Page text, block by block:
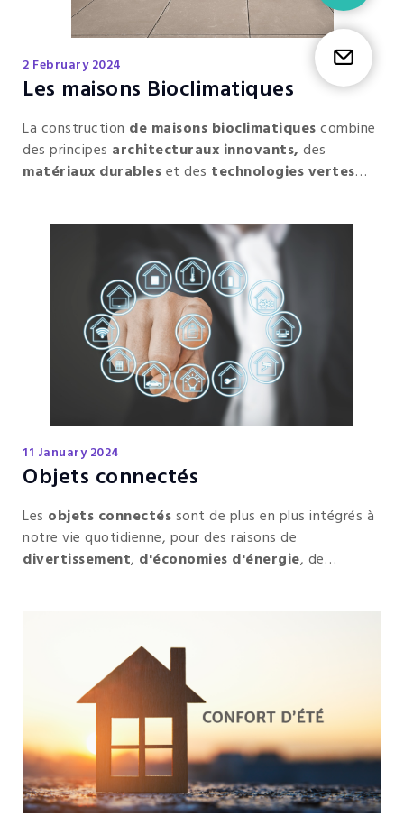
2 February 2024
Les maisons Bioclimatiques
La construction de maisons bioclimatiquescombine
des principes architecturaux innovants, des
matériaux durableset des technologies vertes
11 January 2024
Objets connectés
Les objets connectéssont de plus en plus intégrés à
notre vie quotidienne, pour des raisons de
divertissement, d'économies d'énergie, de